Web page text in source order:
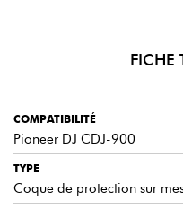
FICHE
COMPATIBILITÉ
Pioneer DJ CDJ-900
TYPE
Coque de protection sur